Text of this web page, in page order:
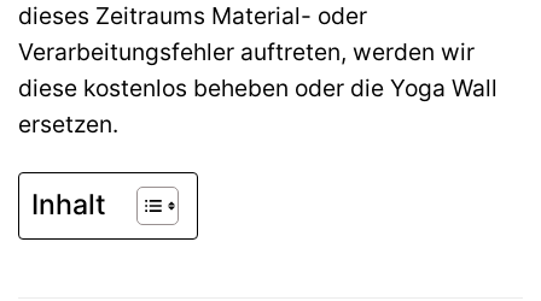
dieses Zeitraums Material- oder
Verarbeitungsfehler auftreten, werden wir
diese kostenlos beheben oder die Yoga Wall
ersetzen.
Inhalt